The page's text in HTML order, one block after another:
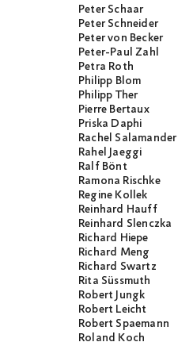
Peter Schaar
Peter Schneider
Peter von Becker
Peter-Paul Zahl
Petra Roth
Philipp Blom
Philipp Ther
Pierre Bertaux
Priska Daphi
Rachel Salamander
Rahel Jaeggi
Ralf Bönt
Ramona Rischke
Regine Kollek
Reinhard Hauff
Reinhard Slenczka
Richard Hiepe
Richard Meng
Richard Swartz
Rita Süssmuth
Robert Jungk
Robert Leicht
Robert Spaemann
Roland Koch